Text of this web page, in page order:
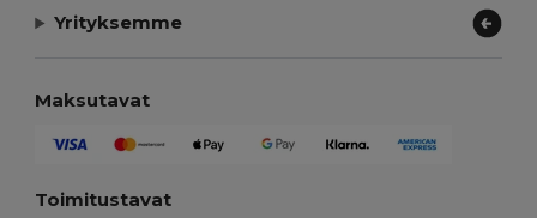
Yrityksemme
Maksutavat
Toimitustavat